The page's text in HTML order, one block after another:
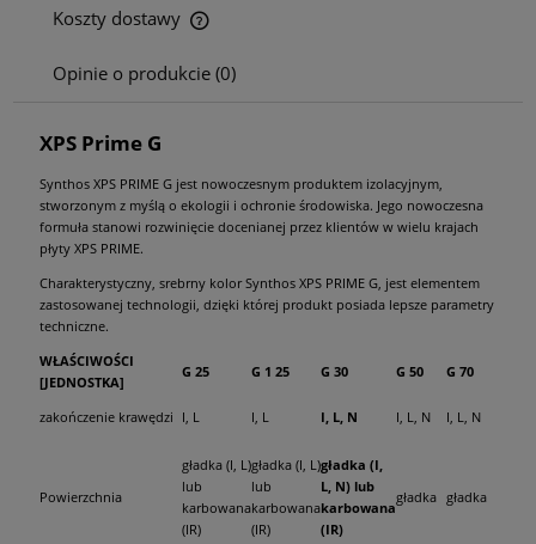
Koszty dostawy
Cena nie zawiera ewentualnych kosztów płatności
Opinie o produkcie (0)
XPS Prime G
Synthos XPS PRIME G jest nowoczesnym produktem izolacyjnym,
stworzonym z myślą o ekologii i ochronie środowiska. Jego nowoczesna
formuła stanowi rozwinięcie docenianej przez klientów w wielu krajach
płyty XPS PRIME.
Charakterystyczny, srebrny kolor Synthos XPS PRIME G, jest elementem
zastosowanej technologii, dzięki której produkt posiada lepsze parametry
techniczne.
WŁAŚCIWOŚCI
[JEDNOSTKA]
G 25 G 1 25 G 30 G 50 G 70
zakończenie krawędzi I, L I, L I, L, N I, L, N I, L, N
Powierzchnia
gładka (I, L)
lub
karbowana
(IR)
gładka (I, L)
lub
karbowana
(IR)
gładka (I,
L, N) lub
karbowana
(IR)
gładka gładka